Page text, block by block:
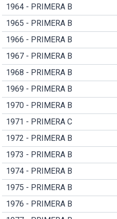
1964 - PRIMERA B
1965 - PRIMERA B
1966 - PRIMERA B
1967 - PRIMERA B
1968 - PRIMERA B
1969 - PRIMERA B
1970 - PRIMERA B
1971 - PRIMERA C
1972 - PRIMERA B
1973 - PRIMERA B
1974 - PRIMERA B
1975 - PRIMERA B
1976 - PRIMERA B